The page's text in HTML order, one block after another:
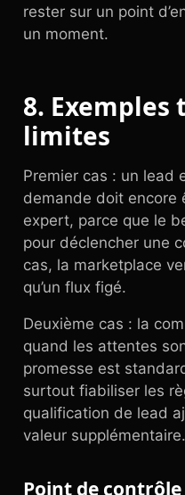
rester sur un point
un moment.
8. Exemples
limites
Premier cas : un lead
demande doit encore
expert, parce que le
pour déclencher une
cas, la marketplace
qu’un flux figé.
Deuxième cas : la
quand les attentes
promesse est
surtout fiabiliser les
qualification de lead
valeur supplémentaire.
Point de